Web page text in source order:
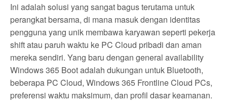
Ini adalah solusi yang sangat bagus terutama untuk
perangkat bersama, di mana masuk dengan identitas
pengguna yang unik membawa karyawan seperti pekerja
shift atau paruh waktu ke PC Cloud pribadi dan aman
mereka sendiri. Yang baru dengan general availability
Windows 365 Boot adalah dukungan untuk Bluetooth,
beberapa PC Cloud, Windows 365 Frontline Cloud PCs,
preferensi waktu maksimum, dan profil dasar keamanan.